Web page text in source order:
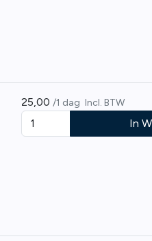
25,00 /1 dag Incl. BTW
In